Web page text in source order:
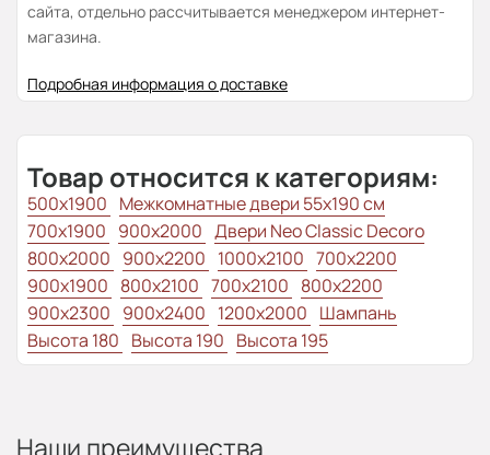
сайта, отдельно рассчитывается менеджером интернет-
магазина.
Подробная информация о доставке
Товар относится к категориям:
500x1900 Межкомнатные двери 55х190 см
700x1900 900x2000 Двери Neo Classic Decoro
800x2000 900x2200 1000x2100 700x2200
900x1900 800x2100 700x2100 800x2200
900x2300 900x2400 1200x2000 Шампань
Высота 180 Высота 190 Высота 195
Наши преимущества